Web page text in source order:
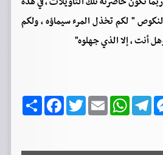
" لكم تخذل المرء سيماؤه ، ولكم
أنت ، إلا الذي جهلوه"
ا
ن
ش
F
a
c
o
T
w
i
e
E
m
a
W
h
a
A
T
e
l
r